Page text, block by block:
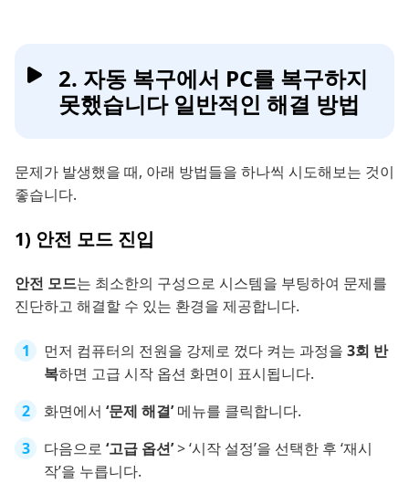
2. 자동 복구에서 PC를 복구하지
못했습니다 일반적인 해결 방법
문제가 발생했을 때, 아래 방법들을 하나씩 시도해보는 것이
좋습니다.
1) 안전 모드 진입
안전 모드는 최소한의 구성으로 시스템을 부팅하여 문제를
진단하고 해결할 수 있는 환경을 제공합니다.
먼저 컴퓨터의 전원을 강제로 껐다 켜는 과정을 3회 반
복하면 고급 시작 옵션 화면이 표시됩니다.
화면에서 ‘문제 해결’메뉴를 클릭합니다.
다음으로 ‘고급 옵션’> ‘시작 설정’을 선택한 후 ‘재시
작’을 누릅니다.